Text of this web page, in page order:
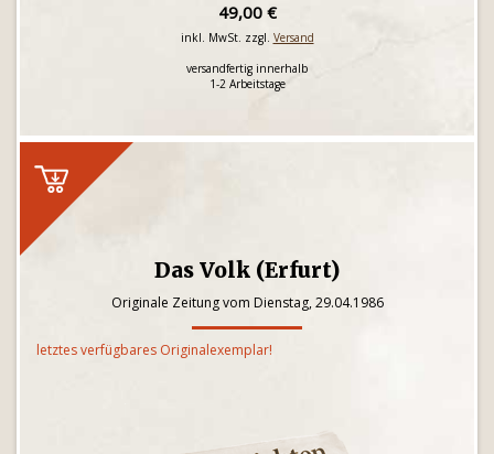
49,00 €
inkl. MwSt. zzgl. Versand
versandfertig innerhalb
1-2 Arbeitstage
Das Volk (Erfurt)
Originale Zeitung vom Dienstag, 29.04.1986
letztes verfügbares Originalexemplar!